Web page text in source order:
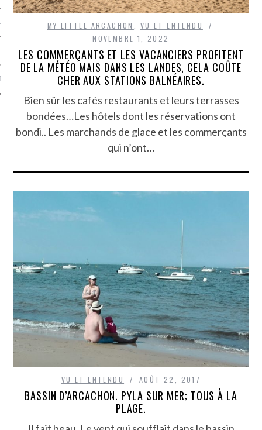
ARCACHONMY LITTLE ARCACHON
VU ET ENTENDU
NOVEMBRE 1, 2022
LES COMMERÇANTS ET LES VACANCIERS PROFITENT
DE LA MÉTÉO MAIS DANS LES LANDES, CELA COÛTE
CHER AUX STATIONS BALNÉAIRES.
Bien sûr les cafés restaurants et leurs terrasses
bondées…Les hôtels dont les réservations ont
bondi.. Les marchands de glace et les commerçants
qui n’ont…
VU ET ENTENDU AOÛT 22, 2017
BASSIN D’ARCACHON. PYLA SUR MER; TOUS À LA
PLAGE.